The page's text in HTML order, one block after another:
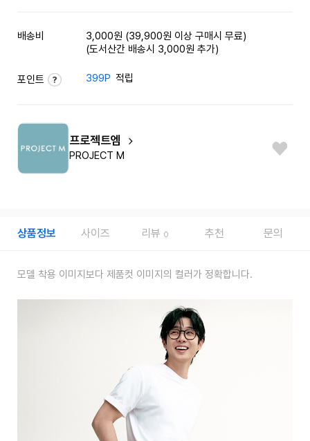
배송비
3,000원 (39,900원 이상 구매시 무료)
(도서산간 배송시 3,000원 추가)
포인트 399P 적립
프로젝트엠
PROJECT M
상품정보 사이즈 리뷰 0 추천 문의
모델 착용 이미지보다 제품컷 이미지의 컬러가 정확합니다.